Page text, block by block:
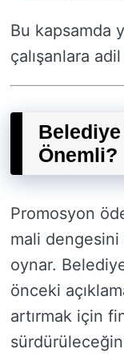
Bu kapsamda
çalışanlara
Önemli?
Promosyon
mali dengesini
oynar.
önceki
artırmak için